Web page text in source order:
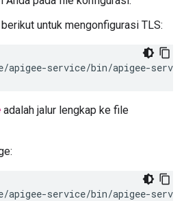
untuk mengonfigurasi TLS:
apigee-service/bin/apigee-
adalah jalur lengkap ke file
apigee-service/bin/apigee-